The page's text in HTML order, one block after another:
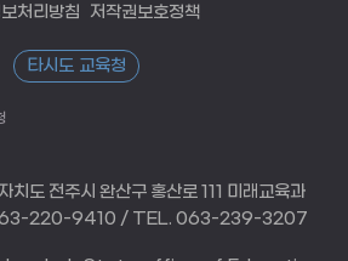
처리방침 저작권보호정책
타시도 교육청
도 전주시 완산구 홍산로 111 미래교육과
220-9410 / TEL. 063-239-3207